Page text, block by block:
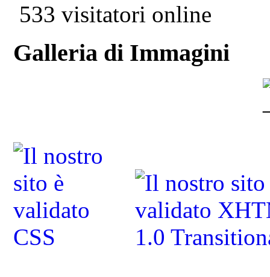
533 visitatori online
Galleria di Immagini